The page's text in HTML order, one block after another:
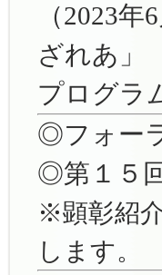
（2023
ざれあ」
プログラ
◎フォー
◎第１５
※顕彰紹
します。